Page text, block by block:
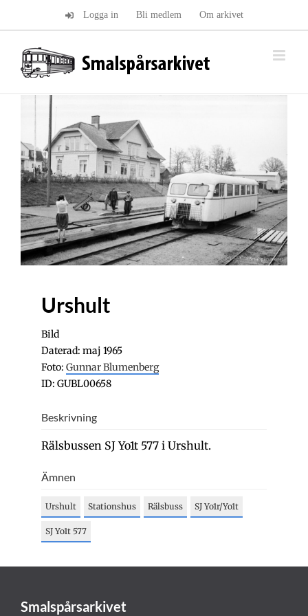
Logga in Bli medlem Om arkivet
Urshult
Bild
Daterad: maj 1965
Foto: Gunnar Blumenberg
ID: GUBL00658
Beskrivning
Rälsbussen SJ Yo1t 577 i Urshult.
Ämnen
Urshult Stationshus Rälsbuss SJ Yo1r/Yo1t
SJ Yo1t 577
Smalspårsarkivet